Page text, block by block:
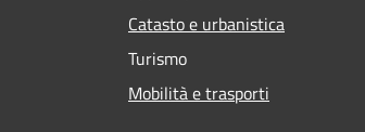
Catasto e urbanistica
Turismo
Mobilità e trasporti